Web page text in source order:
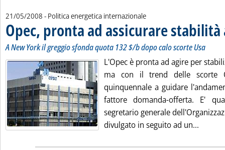
21/05/2008 - Politica energetica internazionale
Opec, pronta ad assicurare
. Sottotitolo: A New York il greggio sfonda quota 132 $/b dopo calo scorte Usa
. Pubblicata mercoledì 21 maggio 2008 alle 17.40.
A New York il greggio sfonda quota 132 $/b dopo calo scorte Usa
L'Opec è pronta ad agire per
ma con il trend delle scorte
quinquennale a guidare
fattore domanda-offerta. E'
segretario generale
divulgato in seguito ad un...